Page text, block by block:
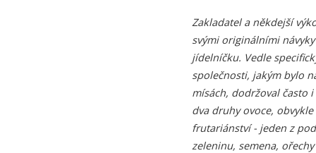
Zakladatel a někdejší
svými originálními
jídelníčku. Vedle
společnosti, jakým bylo
mísách, dodržoval často
dva druhy ovoce,
frutariánství - jeden z
zeleninu, semena,